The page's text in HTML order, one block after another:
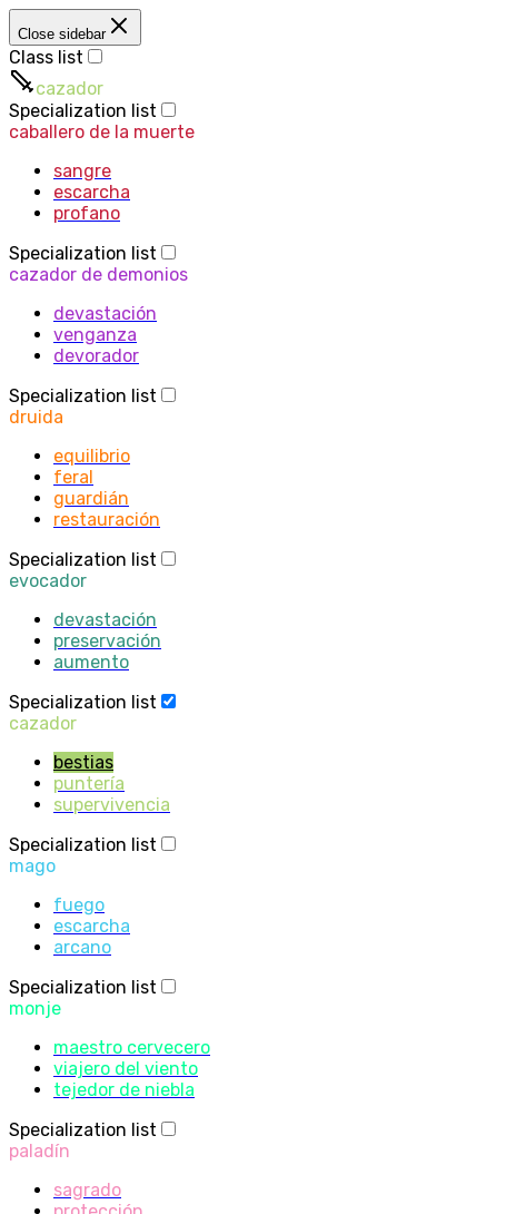
Close sidebar
Class list
cazador
Specialization list
caballero de la muerte
sangre
escarcha
profano
Specialization list
cazador de demonios
devastación
venganza
devorador
Specialization list
druida
equilibrio
feral
guardián
restauración
Specialization list
evocador
devastación
preservación
aumento
Specialization list
cazador
bestias
puntería
supervivencia
Specialization list
mago
fuego
escarcha
arcano
Specialization list
monje
maestro cervecero
viajero del viento
tejedor de niebla
Specialization list
paladín
sagrado